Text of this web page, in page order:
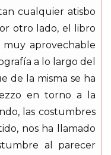
cualquier atisbo
otro lado, el libro
aprovechable
a lo largo del
de la misma se ha
en torno a la
las costumbres
nos ha llamado
al parecer